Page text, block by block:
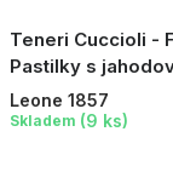
Teneri Cuccioli -
Pastilky s
příchutí, v
30 g
Leone 1857
Skladem (9 ks)